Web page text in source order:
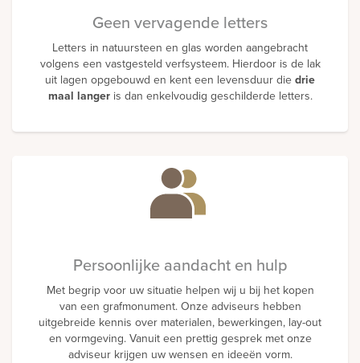
Geen vervagende letters
Letters in natuursteen en glas worden aangebracht
volgens een vastgesteld verfsysteem. Hierdoor is de lak
uit lagen opgebouwd en kent een levensduur die drie
maal langeris dan enkelvoudig geschilderde letters.
Persoonlijke aandacht en hulp
Met begrip voor uw situatie helpen wij u bij het kopen
van een grafmonument. Onze adviseurs hebben
uitgebreide kennis over materialen, bewerkingen, lay-out
en vormgeving. Vanuit een prettig gesprek met onze
adviseur krijgen uw wensen en ideeën vorm.